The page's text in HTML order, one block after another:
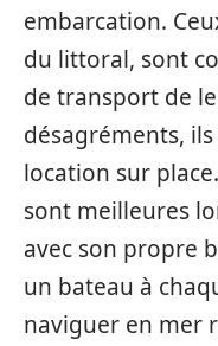
embarcation.
du littoral, sont
de transport de
désagréments,
location sur
sont meilleures
avec son propre
un bateau à
naviguer en mer